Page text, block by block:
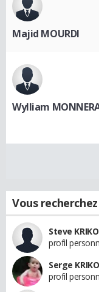
Majid MOURDI
Wylliam
Vous
Steve
profil
Serge
profil